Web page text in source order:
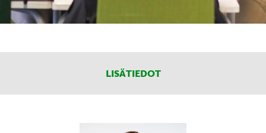
LISÄTIEDOT